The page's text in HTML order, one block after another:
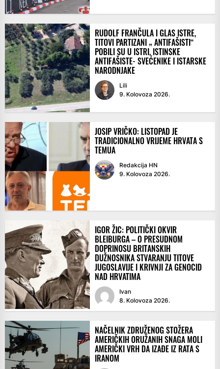
RUDOLF FRANČULA I GLAS ISTRE,
TITOVI PARTIZANI „ ANTIFAŠISTI“
POBILI SU U ISTRI, ISTINSKE
ANTIFAŠISTE- SVEĆENIKE I ISTARSKE
NARODNJAKE
Lili
9. Kolovoza 2026.
JOSIP VRIČKO: LISTOPAD JE
TRADICIONALNO VRIJEME HRVATA S
TEMUA
Redakcija HN
9. Kolovoza 2026.
IGOR ŽIC: POLITIČKI OKVIR
BLEIBURGA – O PRESUDNOM
DOPRINOSU BRITANSKIH
DUŽNOSNIKA STVARANJU TITOVE
JUGOSLAVIJE I KRIVNJI ZA GENOCID
NAD HRVATIMA
Ivan
8. Kolovoza 2026.
NAČELNIK ZDRUŽENOG STOŽERA
AMERIČKIH ORUŽANIH SNAGA MOLI
AMERIČKI VRH DA IZAĐE IZ RATA S
IRANOM